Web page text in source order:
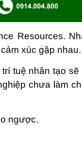
Resources.
xúc gặp nhau.
tuệ nhân tạo
chưa làm
ngược.